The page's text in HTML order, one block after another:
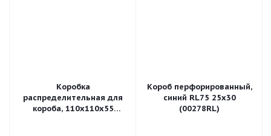
Коробка
распределительная для
короба, 110х110х55
Короб перфорированный,
синий RL75 25x30
(00278RL)